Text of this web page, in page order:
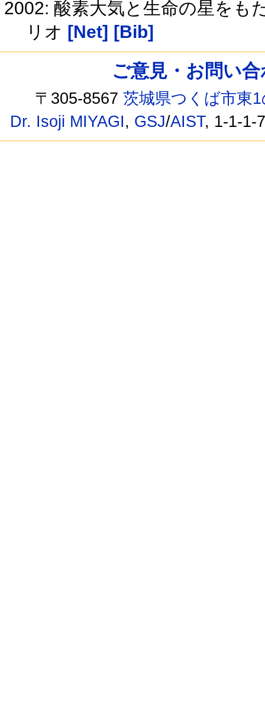
2002: 酸素大気と生命の星をも
リオ [Net] [Bib]
ご意見・お問い
〒305-8567茨城県つくば市東
Dr. Isoji MIYAGI, GSJ/AIST, 1-1-1-